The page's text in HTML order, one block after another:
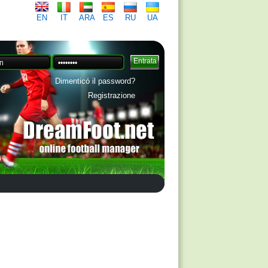
EN IT ARA ES RU
UA
Dimenticó il password?
Registrazione